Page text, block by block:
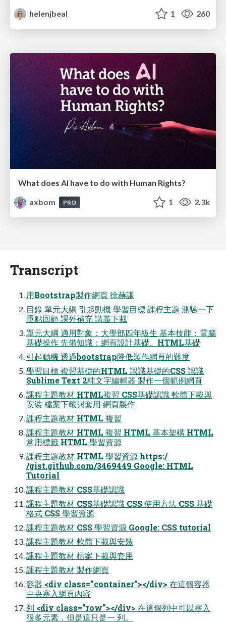
helenjbeal
1 260
What does AI have to do with Human Rights?
axbom
PRO 1 2.3k
Transcript
用Bootstrap製作網頁 徐赫謙
目錄 單元大綱 引起動機 學習目標 課程主題 測驗一下
重點回顧 課外補充 講義下載
單元大綱 適用對象：大學部四年級生 基本技能：電腦
基礎操作 先備知識：網頁設計基礎、HTML基礎
引起動機 透過bootstrap降低製作網頁的難度
學習目標 複習基礎的HTML 認識基礎的CSS 認識
Sublime Text 2純文字編輯器 製作一個範例網頁
課程主題教材 HTML複習 CSS基礎認識 軟體下載與
安裝 檔案下載與套用 網頁製作
課程主題教材 HTML 複習
課程主題教材 HTML 複習 HTML 基本架構 HTML
常用標籤 HTML 學習資源
課程主題教材 HTML 學習資源 https:/
/gist.github.com/3469449 Google: HTML
Tutorial
課程主題教材 CSS基礎認識
課程主題教材 CSS基礎認識 CSS 使用方法 CSS 基礎
格式 CSS 學習資源
課程主題教材 CSS 學習資源 Google: CSS tutorial
課程主題教材 軟體下載與安裝
課程主題教材 檔案下載與套用
課程主題教材 製作網頁
容器 <div class=”container”></div> 在這個容器
中央塞入網頁內容
列 <div class=”row”></div> 在這個列中可以塞入
很多元素，但是這只是一 列。